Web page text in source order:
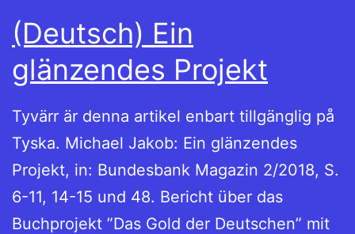
(Deutsch) Ein
glänzendes Projekt
Tyvärr är denna artikel enbart tillgänglig på
Tyska. Michael Jakob: Ein glänzendes
Projekt, in: Bundesbank Magazin 2/2018, S.
6-11, 14-15 und 48. Bericht über das
Buchprojekt ”Das Gold der Deutschen” mit